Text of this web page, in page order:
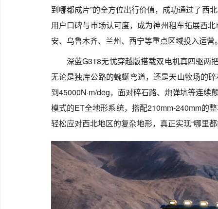
到哪都成片”的全方位出行价值，成功通过了西
用户口碑与市场认可度，成为神州租车拓展西
安、乌鲁木齐、兰州、西宁等重点区域投入运营
深蓝G318无忧穿越版搭载双电机真四驱两
无论是独库公路的蜿蜒弯道，还是天山牧场的
到45000N·m/deg，面对碎石路、炮弹坑等连续
模式的ET全地形系统，搭配210mm-240mm的
轻松应对西北地区的复杂地形，真正实现“哪里